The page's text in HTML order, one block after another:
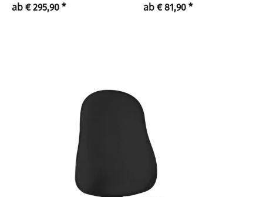
ab € 295,90 *
450 mm
ab € 81,90 *